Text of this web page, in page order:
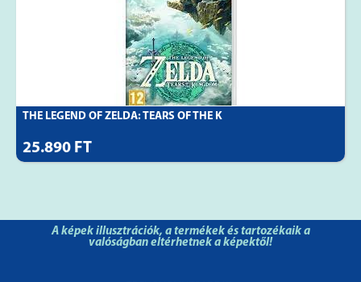
THE LEGEND OF ZELDA: TEARS OF THE K
25.890 FT
A képek illusztrációk, a termékek és tartozékaik a
valóságban eltérhetnek a képektől!